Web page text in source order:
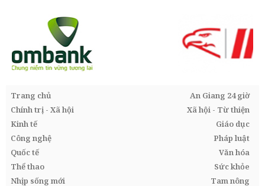
Trang chủ
An Giang 24 giờ
Chính trị - Xã hội
Xã hội - Từ thiện
Kinh tế
Giáo dục
Công nghệ
Pháp luật
Quốc tế
Văn hóa
Thể thao
Sức khỏe
Nhịp sống mới
Tam nông